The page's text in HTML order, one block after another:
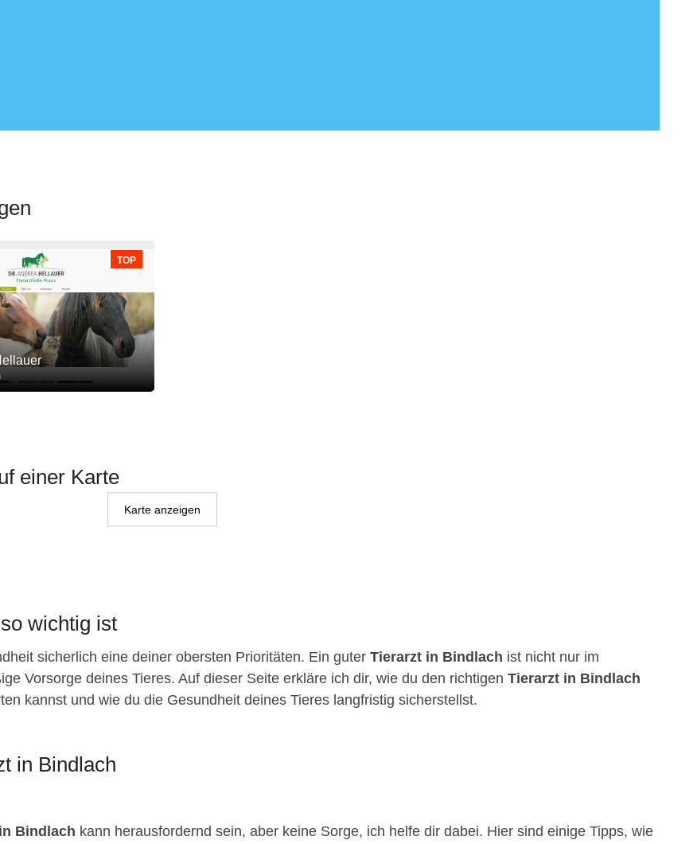
TOP
einer Karte
Karte anzeigen
wichtig ist
sicherlich eine deiner obersten Prioritäten. Ein guter Tierarzt in Bindlach ist nicht nur im
Vorsorge deines Tieres. Auf dieser Seite erkläre ich dir, wie du den richtigen Tierarzt in Bindlach
kannst und wie du die Gesundheit deines Tieres langfristig sicherstellst.
in Bindlach
Bindlach kann herausfordernd sein, aber keine Sorge, ich helfe dir dabei. Hier sind einige Tipps, wie